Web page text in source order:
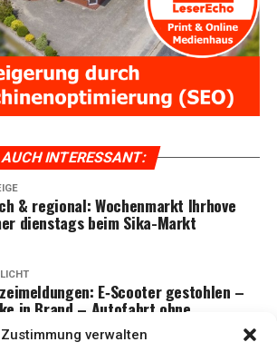
Zustimmung verwalten
AUCH INTER­ES­SANT:
& regio­nal: Wochen­markt Ihr­ho­ve
diens­tags beim Sika-Markt
E‑Scooter gestoh­len –
in Brand – Auto­fahrt ohne